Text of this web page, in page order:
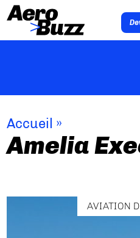
Accueil »
Amelia
AVIATION